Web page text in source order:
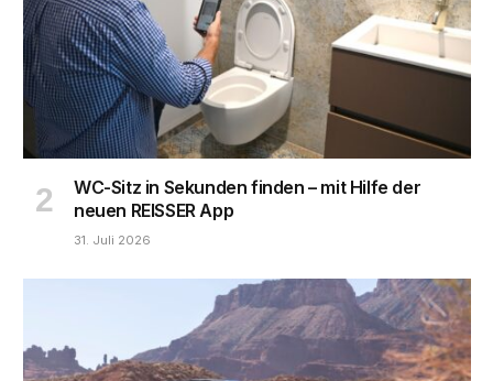
WC-Sitz in Sekunden finden – mit Hilfe der
neuen REISSER App
31. Juli 2026